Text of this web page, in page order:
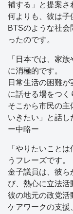
補する」と提案さ
何よりも、彼は子
BTSのような社
ったのです。
「日本では、家
に消極的です。
日常生活の困難
に話せる場をつく
そこから市民の主
いきたい」と話し
ー中略ー
「やりたいこと
うフレーズです。
金子議員は、彼ら
び、熱心に立法活
彼の地元の政党活
ケアワークの支援